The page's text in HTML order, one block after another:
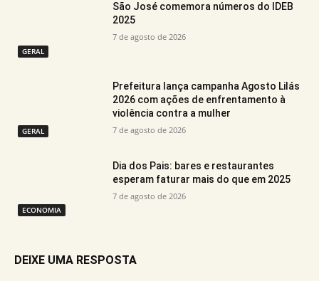
GERAL
São José comemora números do IDEB
2025
7 de agosto de 2026
GERAL
Prefeitura lança campanha Agosto Lilás
2026 com ações de enfrentamento à
violência contra a mulher
7 de agosto de 2026
ECONOMIA
Dia dos Pais: bares e restaurantes
esperam faturar mais do que em 2025
7 de agosto de 2026
DEIXE UMA RESPOSTA